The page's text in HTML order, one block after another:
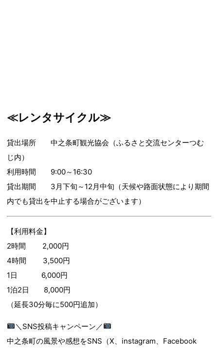
≪レンタサイクル≫
貸出場所 中之条町観光協会（ふるさと交流センターつむ
じ内）
利用時間 9:00～16:30
貸出期間 3月下旬～12月中旬（天候や路面状態により期間
内でも貸出を中止する場合がございます）
【利用料金】
2時間 2,000円
4時間 3,500円
1日 6,000円
1泊2日 8,000円
（延長30分毎に500円追加）
＼SNS投稿キャンペーン／
中之条町の風景や感想をSNS（X、instagram、Facebook